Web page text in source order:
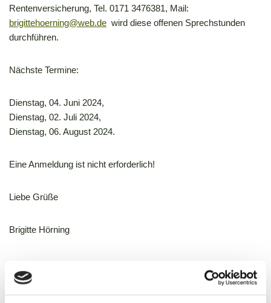
Rentenversicherung, Tel. 0171 3476381, Mail:
brigittehoerning@web.de wird diese offenen Sprechstunden
durchführen.
Nächste Termine:
Dienstag, 04. Juni 2024,
Dienstag, 02. Juli 2024,
Dienstag, 06. August 2024.
Eine Anmeldung ist nicht erforderlich!
Liebe Grüße
Brigitte Hörning